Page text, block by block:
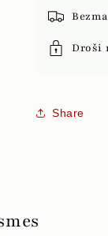
Droši
Share